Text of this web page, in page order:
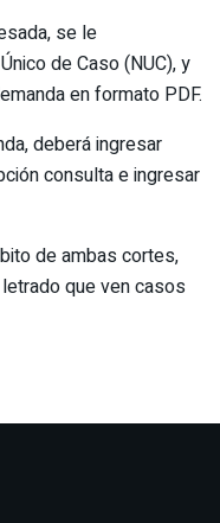
se le
de Caso (NUC), y
en formato PDF.
deberá ingresar
consulta e ingresar
de ambas cortes,
que ven casos